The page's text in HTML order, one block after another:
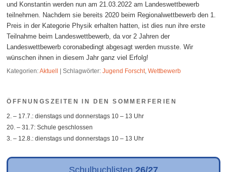
und Konstantin werden nun am 21.03.2022 am Landeswettbewerb
teilnehmen. Nachdem sie bereits 2020 beim Regionalwettbewerb den 1.
Preis in der Kategorie Physik erhalten hatten, ist dies nun ihre erste
Teilnahme beim Landeswettbewerb, da vor 2 Jahren der
Landeswettbewerb coronabedingt abgesagt werden musste. Wir
wünschen ihnen in diesem Jahr ganz viel Erfolg!
Kategorien:Aktuell |Schlagwörter: Jugend Forscht ,Wettbewerb
ÖFFNUNGSZEITEN IN DEN SOMMERFERIEN
2. – 17.7.: dienstags und donnerstags 10 – 13 Uhr
20. – 31.7: Schule geschlossen
3. – 12.8.: dienstags und donnerstags 10 – 13 Uhr
Schulbuchlisten 26/27